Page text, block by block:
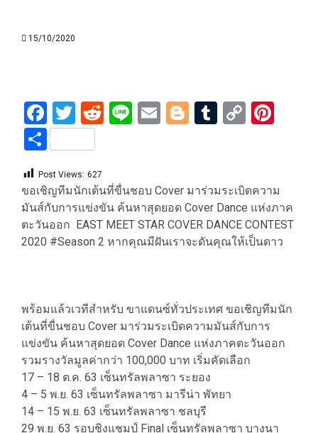
15/10/2020
Facebook
Twitter
Reddit
LineEmailBlogger
Tumblr
Copy
Share
Post Views: 627
ขอเชิญทีมนักเต้นที่ขื่นชอบ Cover มาร่วมระเบิดความ
มันส์กับการแข่งขัน ค้นหาสุดยอด Cover Dance แห่งภาค
ตะวันออก EAST MEET STAR COVER DANCE CONTEST
2020 #Season 2 หากคุณมีฝันเราจะดันคุณให้เป็นดาว
พร้อมแล้วเวทีสำหรับ ขาแดนซ์ทั่วประเทศ ขอเชิญทีมนัก
เต้นที่ขื่นชอบ Cover มาร่วมระเบิดความมันส์กับการ
แข่งขัน ค้นหาสุดยอด Cover Dance แห่งภาคตะวันออก
รวมรางวัลมูลค่ากว่า 100,000 บาท เริ่มคัดเลือก
17 – 18 ต.ค. 63 เซ็นทรัลพลาซา ระยอง
4 – 5 พ.ย. 63 เซ็นทรัลพลาซา มารีน่า พัทยา
14 – 15 พ.ย. 63 เซ็นทรัลพลาซา ชลบุรี
29 พ.ย. 63 รอบชิงแชมป์ Final เซ็นทรัลพลาซา บางนา